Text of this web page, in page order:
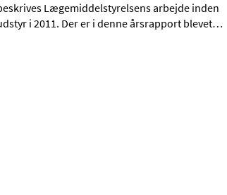
Lægemiddelstyrelsens arbejde inden
i 2011. Der er i denne årsrapport blevet…